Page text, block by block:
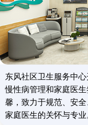
东风社区卫生服务中
慢性病管理和家庭医
馨，致力于规范、安
家庭医生的关怀与专业